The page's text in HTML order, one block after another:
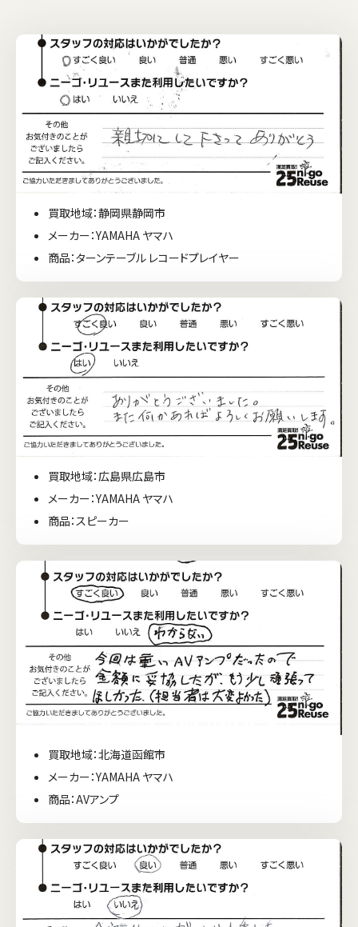
買取地域：静岡県静岡市
メーカー：YAMAHA ヤマハ
商品：ターンテーブル レコードプレイヤー
買取地域：広島県広島市
メーカー：YAMAHA ヤマハ
商品：スピーカー
買取地域：北海道函館市
メーカー：YAMAHA ヤマハ
商品：AVアンプ